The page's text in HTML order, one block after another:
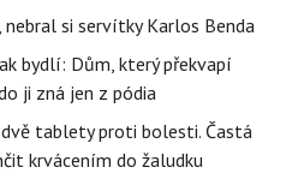
si servítky Karlos Benda
bydlí: Dům, který překvapí
ji zná jen z pódia
tablety proti bolesti. Častá
krvácením do žaludku